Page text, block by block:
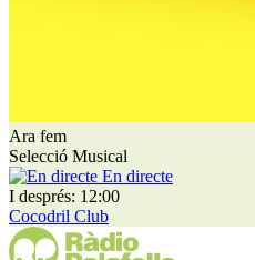
Ara fem
Selecció Musical
En directe
I després: 12:00
Cocodril Club